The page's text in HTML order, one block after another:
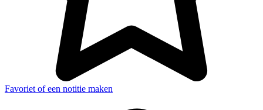
Favoriet of een notitie maken